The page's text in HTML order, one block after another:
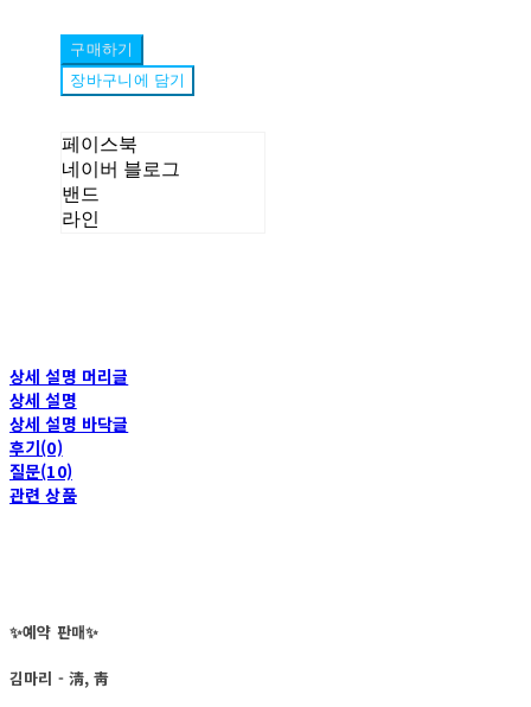
구매하기
장바구니에 담기
페이스북
네이버 블로그
밴드
라인
상세 설명 머리글
상세 설명
상세 설명 바닥글
후기(0)
질문(10)
관련 상품
✨예약 판매✨
김마리 - 淸, 靑